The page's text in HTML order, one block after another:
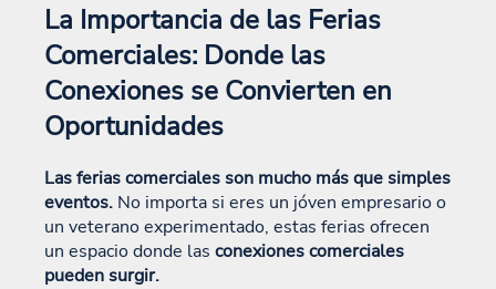
La Importancia de las Ferias
Comerciales: Donde las
Conexiones se Convierten en
Oportunidades
Las ferias comerciales son mucho más que simples
eventos. No importa si eres un jóven empresario o
un veterano experimentado, estas ferias ofrecen
un espacio donde las conexiones comerciales
pueden surgir.